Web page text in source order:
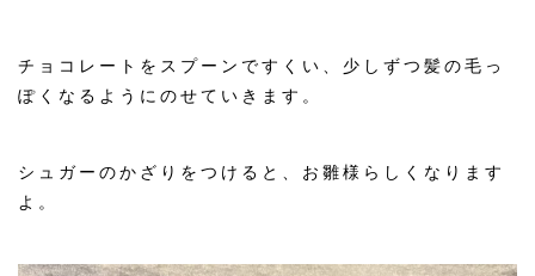
チョコレートをスプーンですくい、少しずつ髪の毛っ
ぽくなるようにのせていきます。
シュガーのかざりをつけると、お雛様らしくなります
よ。